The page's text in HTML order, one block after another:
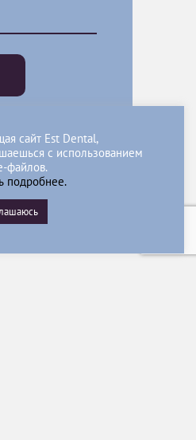
сайт Est Dental,
с использованием
файлов.
подробнее.